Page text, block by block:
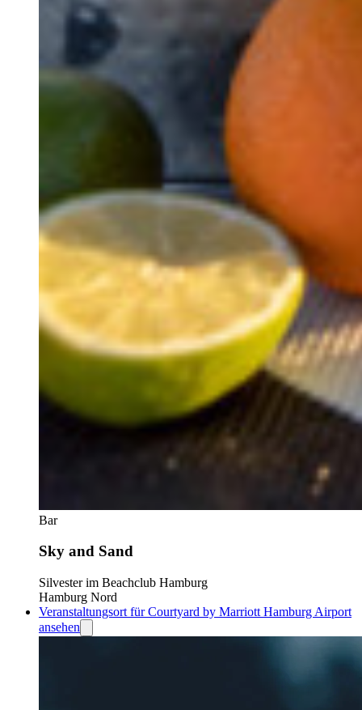
Bar
Sky and Sand
Silvester im Beachclub Hamburg
Hamburg Nord
Veranstaltungsort für Courtyard by Marriott Hamburg Airport
ansehen